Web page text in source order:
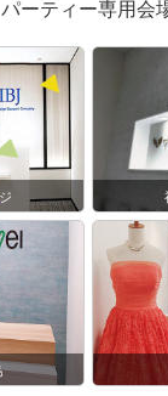
パーティー専用会